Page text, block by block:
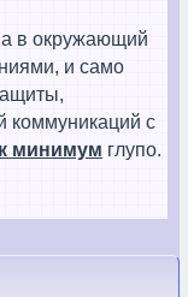
в окружающий
и само
коммуникаций с
минимум глупо.